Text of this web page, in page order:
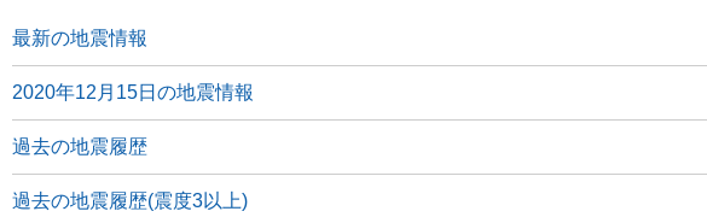
最新の地震情報
2020年12月15日の地震情報
過去の地震履歴
過去の地震履歴(震度3以上)